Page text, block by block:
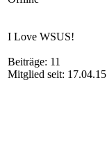
I Love WSUS!
Beiträge: 11
Mitglied seit: 17.04.15